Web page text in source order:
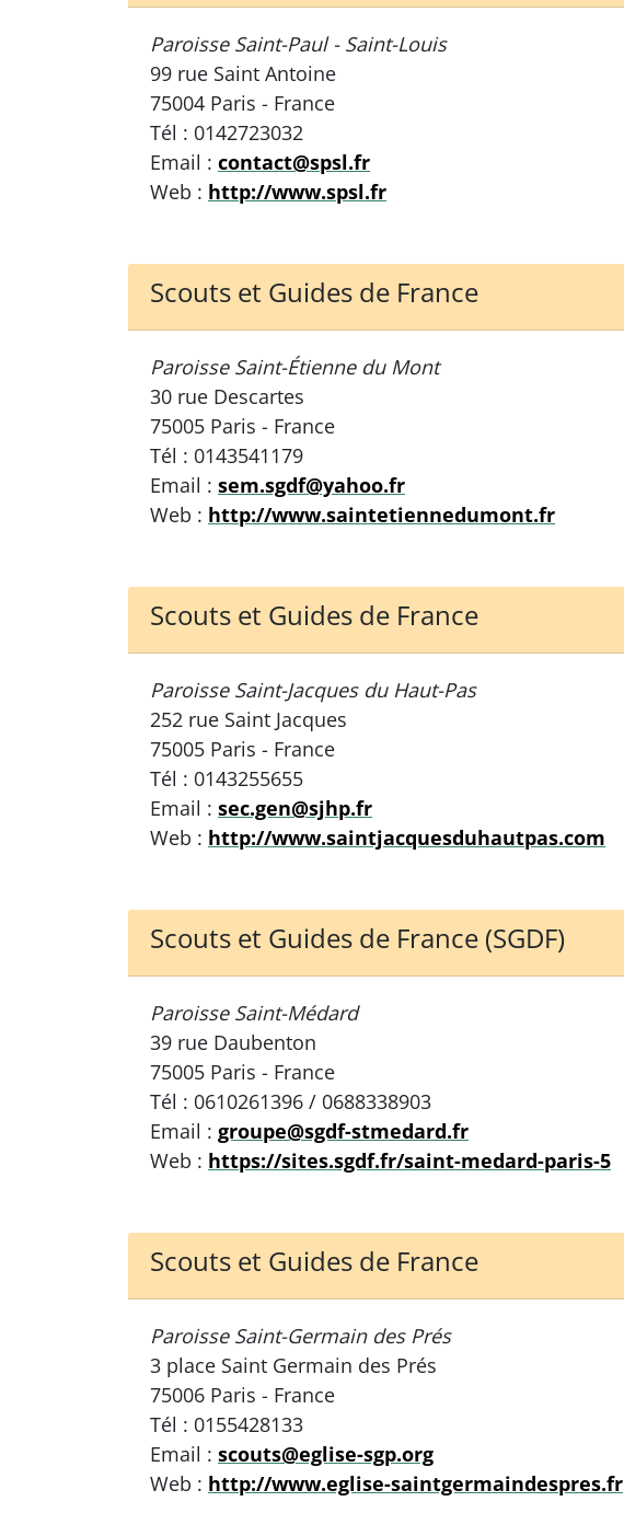
Paroisse Saint-Paul - Saint-Louis
99 rue Saint Antoine
75004 Paris - France
Tél : 0142723032
Email : contact@spsl.fr
Web : http://www.spsl.fr
Scouts et Guides de France
Paroisse Saint-Étienne du Mont
30 rue Descartes
75005 Paris - France
Tél : 0143541179
Email : sem.sgdf@yahoo.fr
Web : http://www.saintetiennedumont.fr
Scouts et Guides de France
Paroisse Saint-Jacques du Haut-Pas
252 rue Saint Jacques
75005 Paris - France
Tél : 0143255655
Email : sec.gen@sjhp.fr
Web : http://www.saintjacquesduhautpas.com
Scouts et Guides de France (SGDF)
Paroisse Saint-Médard
39 rue Daubenton
75005 Paris - France
Tél : 0610261396 / 0688338903
Email : groupe@sgdf-stmedard.fr
Web : https://sites.sgdf.fr/saint-medard-paris-5
Scouts et Guides de France
Paroisse Saint-Germain des Prés
3 place Saint Germain des Prés
75006 Paris - France
Tél : 0155428133
Email : scouts@eglise-sgp.org
Web : http://www.eglise-saintgermaindespres.fr